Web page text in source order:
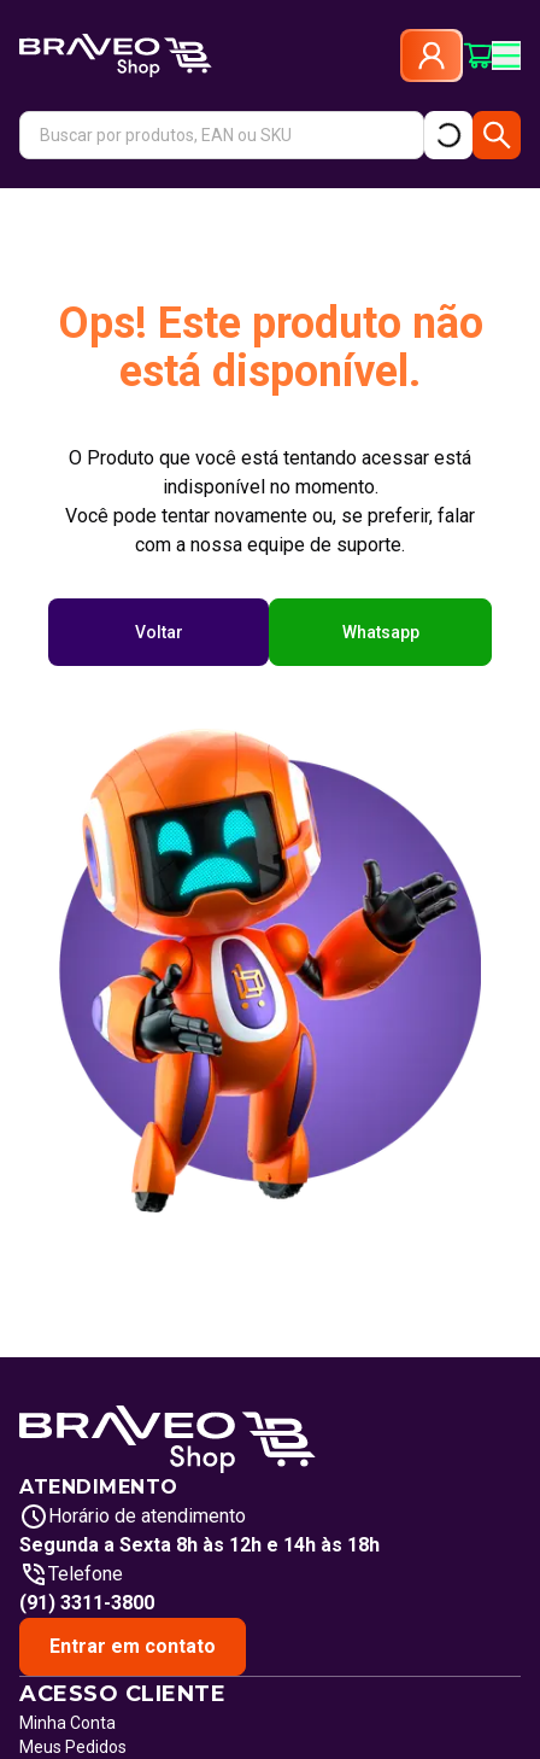
Ops! Este produto não
está disponível.
O Produto que você está tentando acessar está
indisponível no momento.
Você pode tentar novamente ou, se preferir, falar
com a nossa equipe de suporte.
Voltar Whatsapp
ATENDIMENTO
Horário de atendimento
Segunda a Sexta 8h às 12h e 14h às 18h
Telefone
(91) 3311-3800
Entrar em contato
ACESSO CLIENTE
Minha Conta
Meus Pedidos